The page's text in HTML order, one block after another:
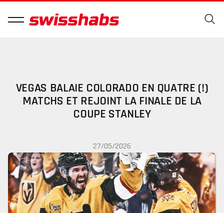
VEGAS BALAIE COLORADO EN QUATRE (!)
MATCHS ET REJOINT LA FINALE DE LA
COUPE STANLEY
27/05/2026